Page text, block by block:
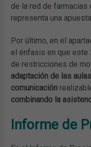
de la red de farmacias
representa una
Por último, en el
el énfasis en que este
de restricciones de
adaptación de las
comunicación
combinando la
Informe de